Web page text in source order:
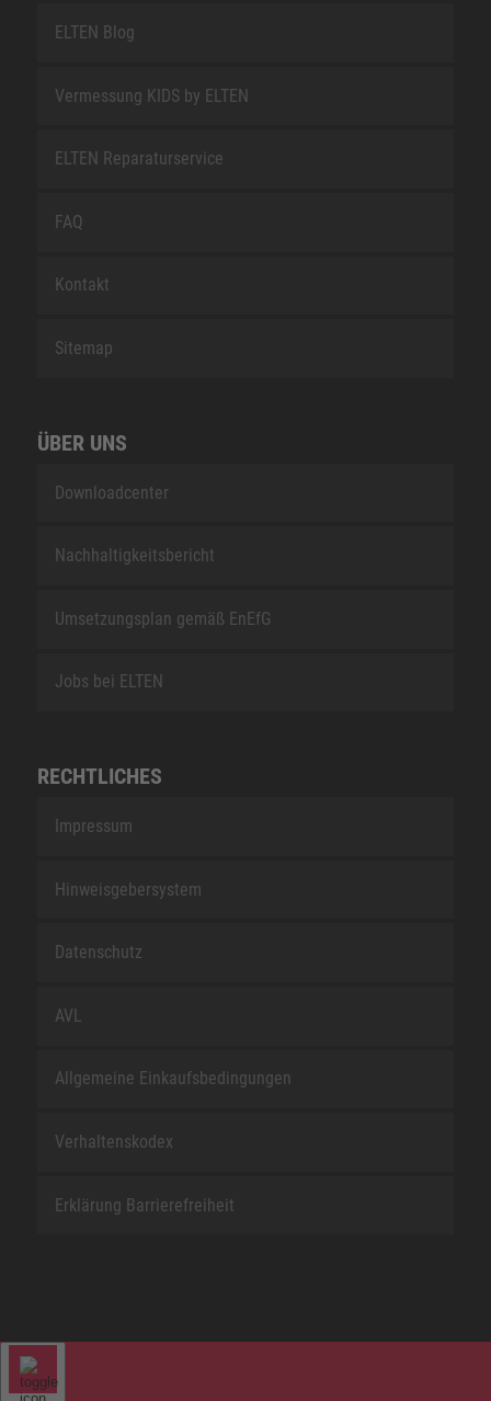
ELTEN Blog
Vermessung KIDS by ELTEN
ELTEN Reparaturservice
FAQ
Kontakt
Sitemap
ÜBER UNS
Downloadcenter
Nachhaltigkeitsbericht
Umsetzungsplan gemäß EnEfG
Jobs bei ELTEN
RECHTLICHES
Impressum
Hinweisgebersystem
Datenschutz
AVL
Allgemeine Einkaufsbedingungen
Verhaltenskodex
Erklärung Barrierefreiheit